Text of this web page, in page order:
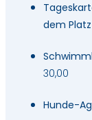
dem Platz
30,00
Hunde-